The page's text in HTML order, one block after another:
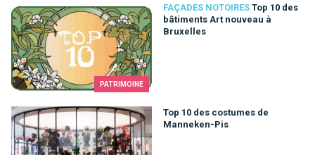
PATRIMOINE
FAÇADES NOTOIRES Top 10 des
bâtiments Art nouveau à
Bruxelles
Top 10 des bâtiments Art nouveau à Bruxelles
Top 10 des costumes de
Manneken-Pis
Top 10 des costumes de Manneken-Pis